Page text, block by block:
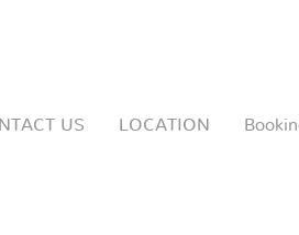
US LOCATION